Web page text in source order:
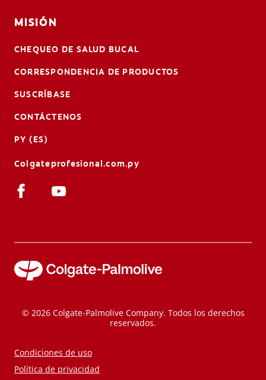
MISIÓN
CHEQUEO DE SALUD BUCAL
CORRESPONDENCIA DE PRODUCTOS
SUSCRÍBASE
CONTÁCTENOS
PY (ES)
Colgateprofesional.com.py
© 2026 Colgate-Palmolive Company. Todos los derechos
reservados.
Condiciones de uso
Política de privacidad